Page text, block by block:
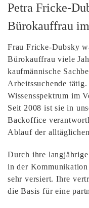
Petra Fricke-
Bürokauffrau
Frau Fricke-Dubsky
Bürokauffrau viele
kaufmännische
Arbeitssuchende
Wissensspektrum im
Seit 2008 ist sie in
Backoffice
Ablauf der
Durch ihre
in der
sehr versiert. Ihre
die Basis für eine